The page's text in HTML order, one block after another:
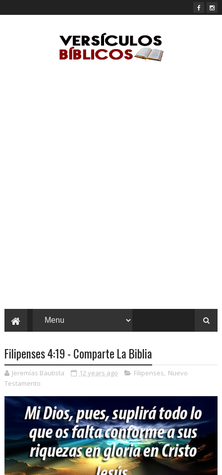
Filipenses 4:19 - Comparte La Biblia
Jeremías Bautista 12 years ago Filipenses, Nuevo
Testamento